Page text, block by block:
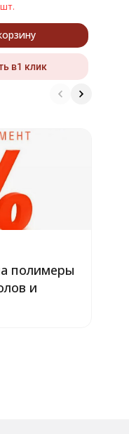
в1 клик
полимеры
и